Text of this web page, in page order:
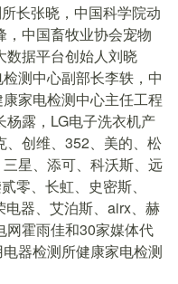
长张晓，中国科学院动
中国畜牧业协会宠物
数据平台创始人刘晓
测中心副部长李轶，中
家电检测中心主任工程
杨露，LG电子洗衣机产
、创维、352、美的、松
星、添可、科沃斯、远
零、长虹、史密斯、
器、艾泊斯、airx、赫
网霍雨佳和30家媒体代
器检测所健康家电检测